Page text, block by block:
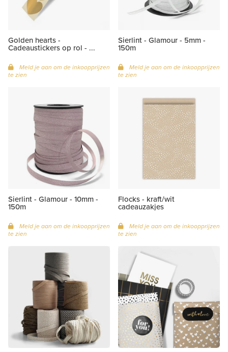
Golden hearts -
Cadeaustickers op rol - ...
Meld je aan om de inkoopprijzen
te zien
Sierlint - Glamour - 5mm -
150m
Meld je aan om de inkoopprijzen
te zien
Sierlint - Glamour - 10mm -
150m
Meld je aan om de inkoopprijzen
te zien
Flocks - kraft/wit
cadeauzakjes
Meld je aan om de inkoopprijzen
te zien